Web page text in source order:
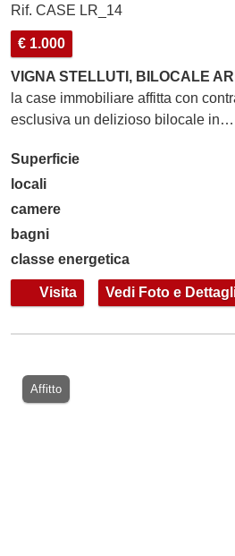
Rif. CASE LR_14
€ 1.000
VIGNA STELLUTI, BILOCALE
la case immobiliare affitta con
esclusiva un delizioso bilocale in…
Superficie
locali
camere
bagni
classe energetica
Visita Vedi Foto e
Affitto